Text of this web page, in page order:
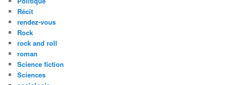
Récit
rendez-vous
Rock
rock and roll
roman
Science fiction
Sciences